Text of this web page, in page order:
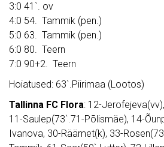
3:0 41`. ov
4:0 54. Tammik (pen.)
5:0 63. Tammik (pen.)
6:0 80. Teern
7:0 90+2. Teern
Hoiatused: 63`.Piirimaa (Lootos)
Tallinna FC Flora: 12-
11-Saulep(73`.71-Põlismäe), 14-
Ivanova, 30-Räämet(k), 33-